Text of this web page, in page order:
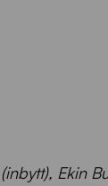
Ekin